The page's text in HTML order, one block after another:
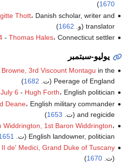
1670
)
Thott، Danish scholar, writer and
translator (و.
1662
)
- Thomas Hales، Connecticut settler (ت.
يوليو-سبتمبر
3rd Viscount Montagu in the
Peerage of England (ت.
1682
)
July 6 - Hugh Forth، English politician (ت.
Deane، English military commander
and regicide (ت.
1653
)
Widdrington, 1st Baron Widdrington،
English landowner, politician (ت.
de' Medici, Grand Duke of Tuscany
(ت.1670
)